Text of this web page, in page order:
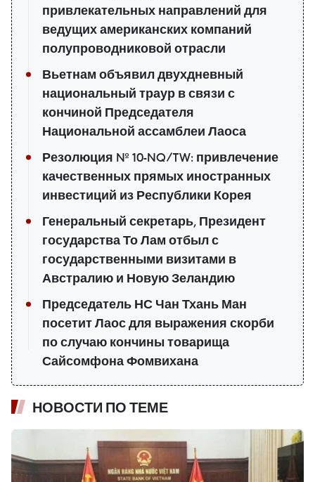
привлекательных направлений для
ведущих американских компаний
полупроводниковой отрасли
Вьетнам объявил двухдневный
национальный траур в связи с
кончиной Председателя
Национальной ассамблеи Лаоса
Резолюция № 10-NQ/TW: привлечение
качественных прямых иностранных
инвестиций из Республики Корея
Генеральный секретарь, Президент
государства То Лам отбыл с
государственными визитами в
Австралию и Новую Зеландию
Председатель НС Чан Тхань Ман
посетит Лаос для выражения скорби
по случаю кончины товарища
Сайсомфона Фомвихана
НОВОСТИ ПО ТЕМЕ